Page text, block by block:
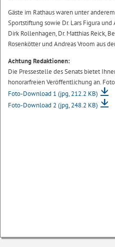
Gäste im Rathaus waren unter
Sportstiftung sowie Dr. Lars Figura und
Dirk Rollenhagen, Dr. Matthias Reick,
Rosenkötter und Andreas Vroom aus
Achtung Redaktionen:
Die Pressestelle des Senats bietet
honorarfreien Veröffentlichung an.
Foto-Download 1 (jpg, 212.2 KB)
Foto-Download 2 (jpg, 248.2 KB)